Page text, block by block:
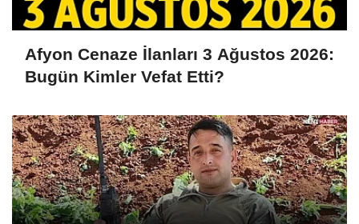
Afyon Cenaze İlanları 3 Ağustos 2026:
Bugün Kimler Vefat Etti?